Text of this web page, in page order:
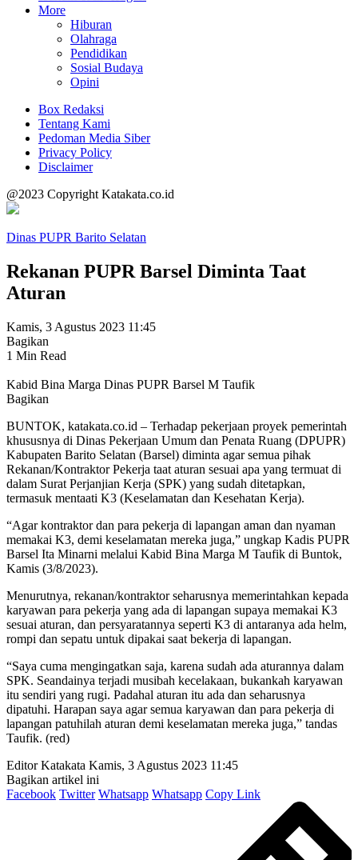
More
Hiburan
Olahraga
Pendidikan
Sosial Budaya
Opini
Box Redaksi
Tentang Kami
Pedoman Media Siber
Privacy Policy
Disclaimer
@2023 Copyright Katakata.co.id
Dinas PUPR Barito Selatan
Rekanan PUPR Barsel Diminta Taat
Aturan
Kamis, 3 Agustus 2023 11:45
Bagikan
1 Min Read
Kabid Bina Marga Dinas PUPR Barsel M Taufik
Bagikan
BUNTOK, katakata.co.id – Terhadap pekerjaan proyek pemerintah
khususnya di Dinas Pekerjaan Umum dan Penata Ruang (DPUPR)
Kabupaten Barito Selatan (Barsel) diminta agar semua pihak
Rekanan/Kontraktor Pekerja taat aturan sesuai apa yang termuat di
dalam Surat Perjanjian Kerja (SPK) yang sudah ditetapkan,
termasuk mentaati K3 (Keselamatan dan Kesehatan Kerja).
“Agar kontraktor dan para pekerja di lapangan aman dan nyaman
memakai K3, demi keselamatan mereka juga,” ungkap Kadis PUPR
Barsel Ita Minarni melalui Kabid Bina Marga M Taufik di Buntok,
Kamis (3/8/2023).
Menurutnya, rekanan/kontraktor seharusnya memerintahkan kepada
karyawan para pekerja yang ada di lapangan supaya memakai K3
sesuai aturan, dan persyaratannya seperti K3 di antaranya ada helm,
rompi dan sepatu untuk dipakai saat bekerja di lapangan.
“Saya cuma mengingatkan saja, karena sudah ada aturannya dalam
SPK. Seandainya terjadi musibah kecelakaan, bukankah karyawan
itu sendiri yang rugi. Padahal aturan itu ada dan seharusnya
dipatuhi. Harapan saya agar semua karyawan dan para pekerja di
lapangan patuhilah aturan demi keselamatan mereka juga,” tandas
Taufik. (red)
Editor Katakata Kamis, 3 Agustus 2023 11:45
Bagikan artikel ini
Facebook Twitter Whatsapp Whatsapp Copy Link